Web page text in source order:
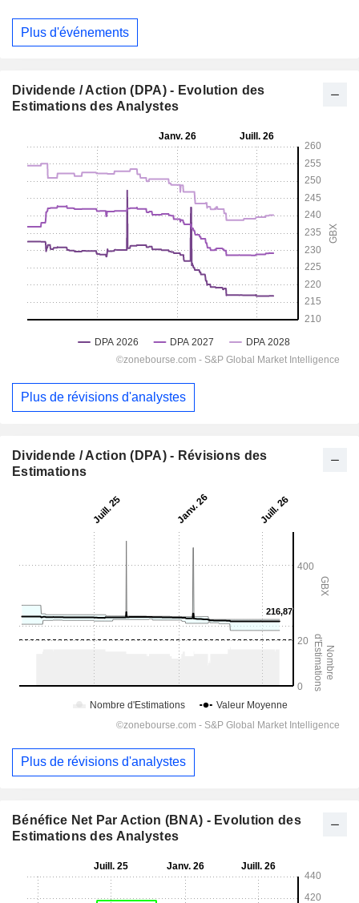
Plus d'événements
Dividende / Action (DPA) - Evolution des
Estimations des Analystes
Plus de révisions d'analystes
Dividende / Action (DPA) - Révisions des
Estimations
Plus de révisions d'analystes
Bénéfice Net Par Action (BNA) - Evolution des
Estimations des Analystes